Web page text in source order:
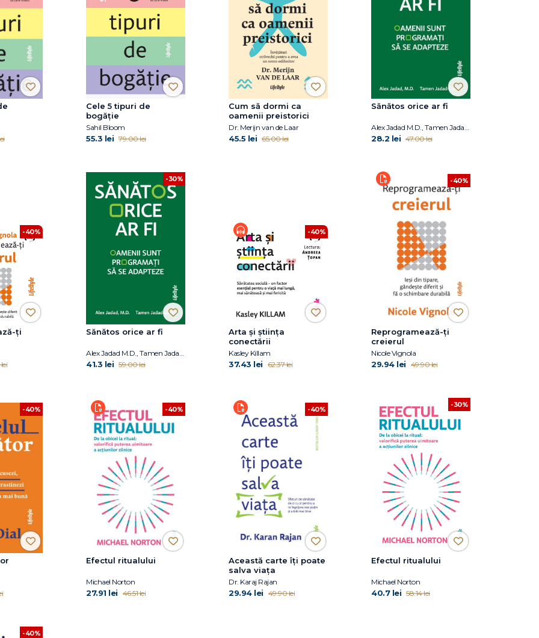
Cele 5 tipuri de
bogăție
Sahil Bloom
55.3 lei 79.00 lei
Cum să dormi ca
oamenii preistorici
Dr. Merijn van de Laar
45.5 lei 65.00 lei
Sănătos orice ar fi
28.2 lei 47.00 lei
-40%
ți
-30%
Sănătos orice ar fi
Alex Jadad M.D., Tamen Jadad-Garcia
41.3 lei 59.00 lei
-40%
Arta și știința
conectării
Kasley Killam
37.43 lei 62.37 lei
-40%
Reprogramează-ți
creierul
Nicole Vignola
29.94 lei 49.90 lei
-40% -40%
Efectul ritualului
Michael Norton
27.91 lei 46.51 lei
-40%
Această carte îți poate
salva viața
Dr. Karaj Rajan
29.94 lei 49.90 lei
-30%
Efectul ritualului
Michael Norton
40.7 lei 58.14 lei
-40%